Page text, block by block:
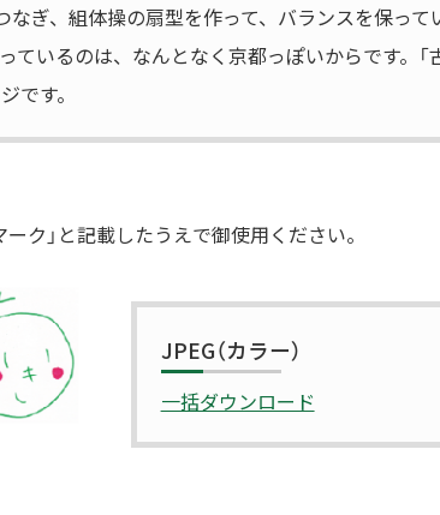
ぎ、組体操の扇型を作って、バランスを保って
ているのは、なんとなく京都っぽいからです。
です。
ク」と記載したうえで御使用ください。
JPEG（カラー）
一括ダウンロード